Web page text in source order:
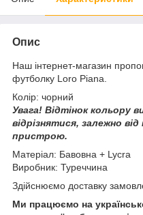
Опис
Наш інтернет-магазин
футболку Loro Piana.
Колір: чорний
Увага! Відтінок кольору
відрізнятися, залежно
пристрою.
Матеріал: Бавовна + Lycra
Виробник: Туреччина
Здійснюємо доставку
Ми працюємо на